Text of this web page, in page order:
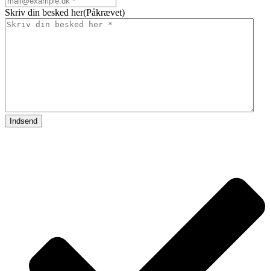
Skriv din besked her(Påkrævet)